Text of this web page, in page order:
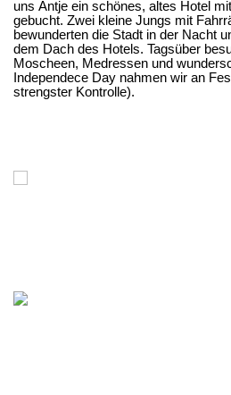
uns Antje ein schönes, altes Hotel
gebucht. Zwei kleine Jungs mit
bewunderten die Stadt in der Nacht
dem Dach des Hotels. Tagsüber
Moscheen, Medressen und
Independece Day nahmen wir an
strengster Kontrolle).